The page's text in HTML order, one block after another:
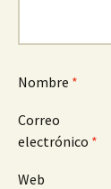
Nombre *
Correo
electrónico *
Web